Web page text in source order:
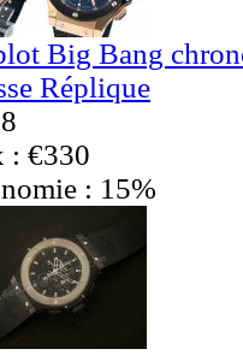
Big Bang
Réplique
: €330
: 15%